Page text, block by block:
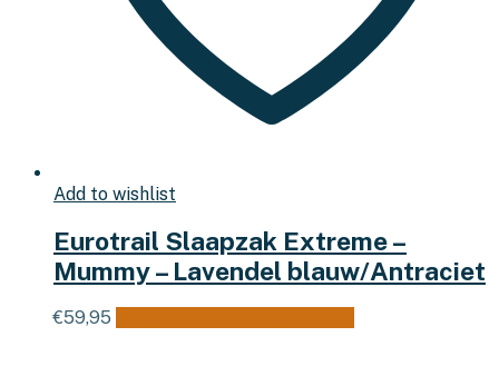
Add to wishlist
Eurotrail Slaapzak Extreme –
Mummy – Lavendel blauw/Antraciet
€59,95